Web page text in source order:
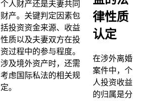
个人财产还是夫妻共同
财产。关键判定因素包
括投资资金来源、收益
性质以及夫妻双方在投
资过程中的参与程度。
涉及境外资产时，还需
考虑国际私法的相关规
定。
律性质
认定
在涉外离婚
案件中，个
人投资收益
的归属是分